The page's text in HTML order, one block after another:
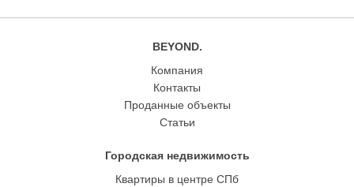
BEYOND.
Компания
Контакты
Проданные объекты
Статьи
Городская недвижимость
Квартиры в центре СПб